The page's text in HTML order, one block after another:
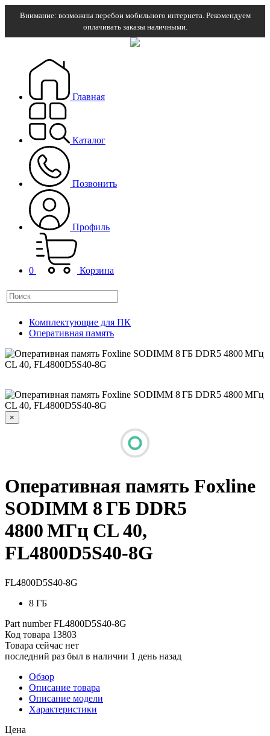
Внимание: возможны перебои мобильного интернета. Рекомендуем
оплачивать заказы наличными.
Главная
Каталог
Позвонить
Профиль
0 Корзина
Комплектующие для ПК
Оперативная память
×
Оперативная память Foxline
SODIMM 8 ГБ DDR5
4800 МГц CL 40,
FL4800D5S40-8G
FL4800D5S40-8G
8 ГБ
Part number FL4800D5S40-8G
Код товара 13803
Товара сейчас нет
последний раз был в наличии 1 день назад
Обзор
Описание товара
Описание модели
Характеристики
Цена